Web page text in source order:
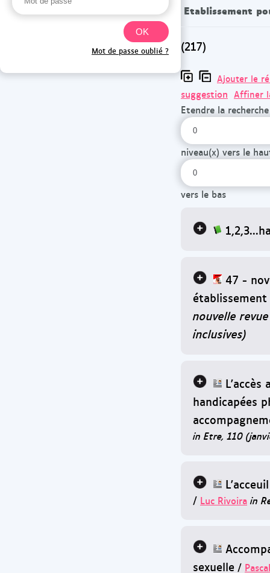
Etablissement
(217)
Ajouter le
suggestion Affiner
Etendre la
niveau(x) vers le
vers le bas
47 -
nouvelle
inclusives)
L'accès
handicapées
in Etre, 110
/ Luc Rivoira in
sexuelle /
Mot de passe oublié ?